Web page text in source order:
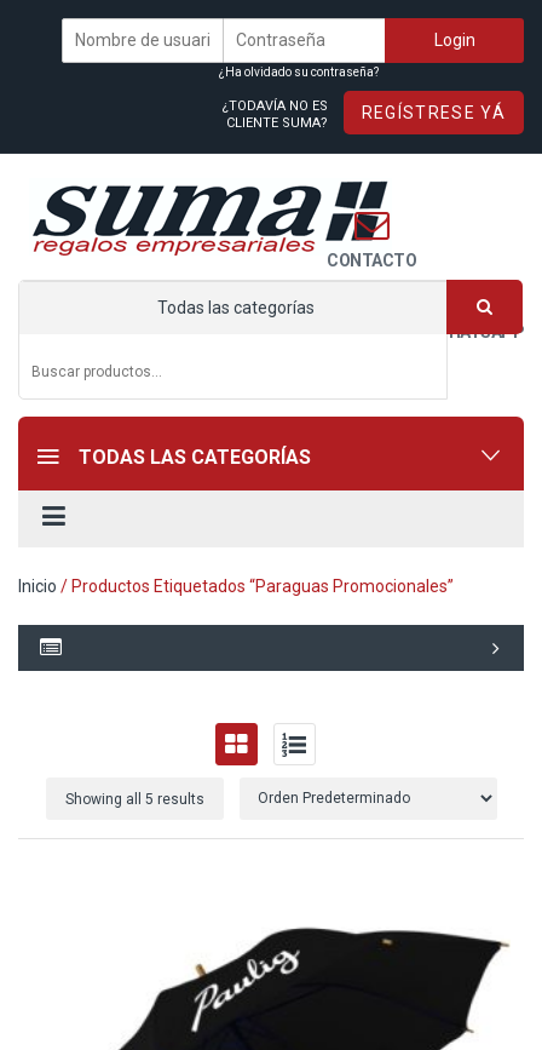
¿Ha olvidado su contraseña?
¿TODAVÍA NO ES
CLIENTE SUMA?
REGÍSTRESE YÁ
WHATSAPP
CONTACTO
Todas las categorías
TODAS LAS CATEGORÍAS
Inicio / Productos Etiquetados “paraguas Promocionales”
Showing all 5 results